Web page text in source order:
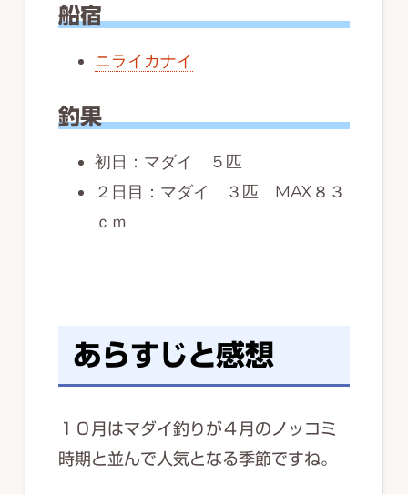
船宿
ニライカナイ
釣果
初日：マダイ ５匹
２日目：マダイ ３匹 MAX８３
ｃｍ
あらすじと感想
１０月はマダイ釣りが４月のノッコミ
時期と並んで人気となる季節ですね。